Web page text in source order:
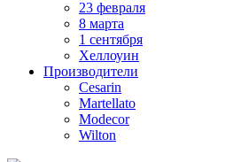
23 февраля
8 марта
1 сентября
Хеллоуин
Производители
Cesarin
Martellato
Modecor
Wilton